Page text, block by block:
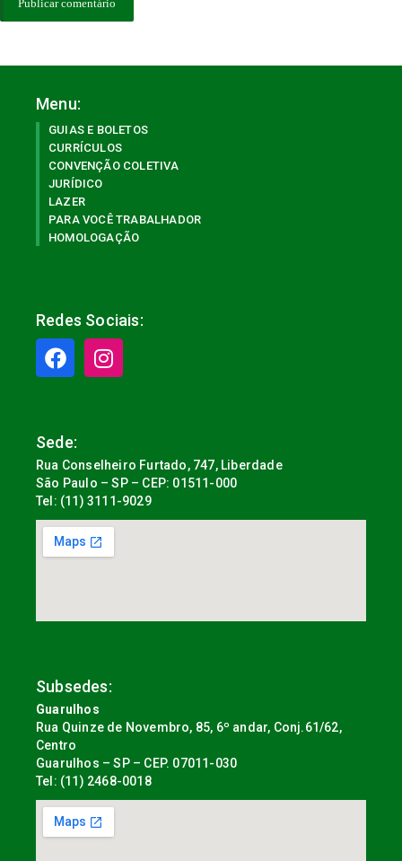
Menu:
GUIAS E BOLETOS
CURRÍCULOS
CONVENÇÃO COLETIVA
JURÍDICO
LAZER
PARA VOCÊ TRABALHADOR
HOMOLOGAÇÃO
Redes Sociais:
Sede:
Rua Conselheiro Furtado, 747, Liberdade
São Paulo – SP – CEP: 01511-000
Tel: (11) 3111-9029
Subsedes:
Guarulhos
Rua Quinze de Novembro, 85, 6º andar, Conj.61/62,
Centro
Guarulhos – SP – CEP. 07011-030
Tel: (11) 2468-0018